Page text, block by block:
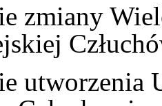
zmiany
utworzenia